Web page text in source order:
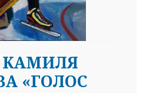
КАМИЛЯ
«ГОЛОС